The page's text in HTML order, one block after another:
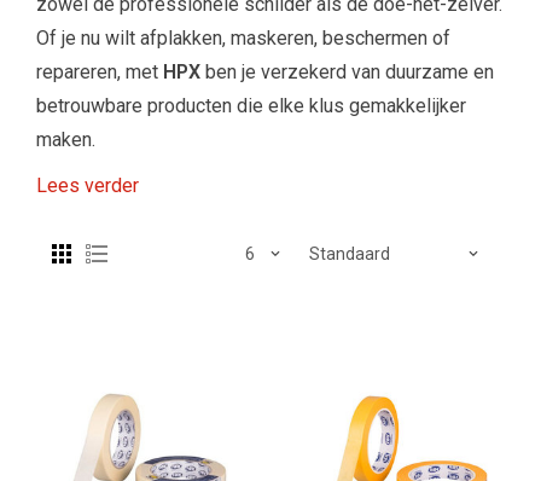
Of je nu wilt afplakken, maskeren, beschermen of
repareren, met HPX ben je verzekerd van duurzame en
betrouwbare producten die elke klus gemakkelijker
maken.
Lees verder